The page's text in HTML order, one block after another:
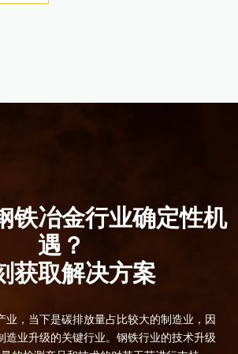
铁冶金行业确定性机
遇？
获取解决方案
业，当下是碳排放量占比较大的制造业，因
造业升级的关键行业。钢铁行业的技术升级